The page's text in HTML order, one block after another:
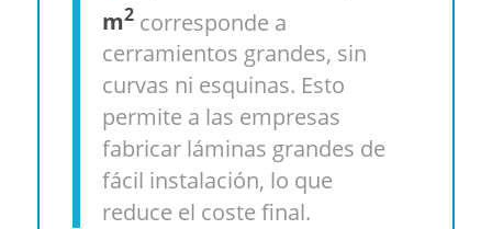
m2corresponde a
cerramientos grandes, sin
curvas ni esquinas. Esto
permite a las empresas
fabricar láminas grandes de
fácil instalación, lo que
reduce el coste final.